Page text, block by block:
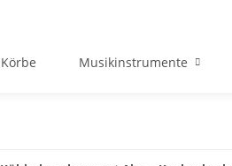
Körbe Musikinstrumente